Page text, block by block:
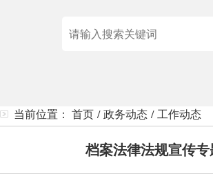
当前位置： 首页 /政务动态 / 工作动态
档案法律法规宣传